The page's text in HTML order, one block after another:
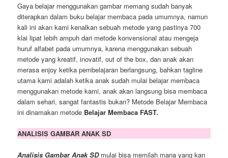
Gaya belajar menggunakan gambar memang sudah banyak
diterapkan dalam buku belajar membaca pada umumnya, namun
kali ini akan kami kenalkan sebuah metode yang pastinya 700
klai lipat lebih ampuh dari metode konvensional atau mengeja
huruf alfabet pada umumnya, karena menggunakan sebuah
metode yang kreatif, inovatif, out of the box, dan anak akan
merasa enjoy ketika pembelajaran berlangsung, bahkan tagline
utama kami adalah ketika anak sudah mulai belajar membaca
menggunakan metode kami, anak akan langsung bisa membaca
dalam sehari, sangat fantastis bukan? Metode Belajar Membaca
ini dinamakan metode Belajar Membaca FAST.
ANALISIS GAMBAR ANAK SD
Analisis Gambar Anak SDmulai bisa memilah mana yang kan